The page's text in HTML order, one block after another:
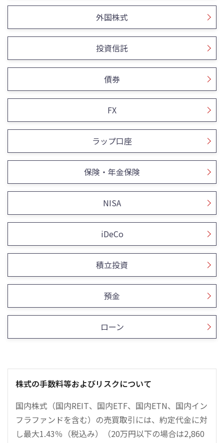
外国株式
投資信託
債券
FX
ラップ口座
保険・年金保険
NISA
iDeCo
積立投資
預金
ローン
株式の手数料等およびリスクについて
国内株式（国内REIT、国内ETF、国内ETN、国内イン
フラファンドを含む）の売買取引には、約定代金に対
し最大1.43％（税込み）（20万円以下の場合は2,860